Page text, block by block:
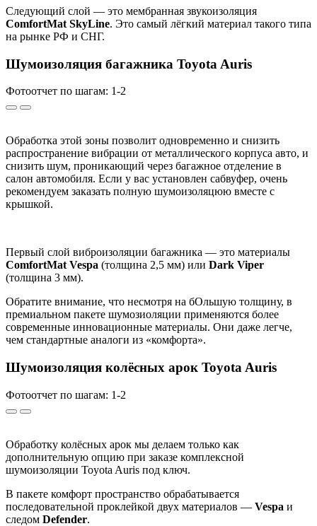
Следующий слой — это мембранная звукоизоляция
ComfortMat SkyLine. Это самый лёгкий материал такого типа
на рынке РФ и СНГ.
Шумоизоляция багажника Toyota Auris
Фотоотчет по шагам: 1-2
Обработка этой зоны позволит одновременно и снизить
распространение вибрации от металлического корпуса авто, и
снизить шум, проникающий через багажное отделение в
салон автомобиля. Если у вас установлен сабвуфер, очень
рекомендуем заказать полную шумоизоляцюю вместе с
крышкой.
Первый слой виброизоляции багажника — это материалы
ComfortMat Vespa (толщина 2,5 мм) или Dark Viper
(толщина 3 мм).
Обратите внимание, что несмотря на бОльшую толщину, в
премиальном пакете шумозиоляции применяются более
современные инновационные материалы. Они даже легче,
чем стандартные аналоги из «комфорта».
Шумоизоляция колёсных арок Toyota Auris
Фотоотчет по шагам: 1-2
Обработку колёсных арок мы делаем только как
дополнительную опцию при заказе комплексной
шумоизоляции Toyota Auris под ключ.
В пакете комфорт пространство обрабатывается
последовательной проклейкой двух материалов — Vespa и
следом Defender.